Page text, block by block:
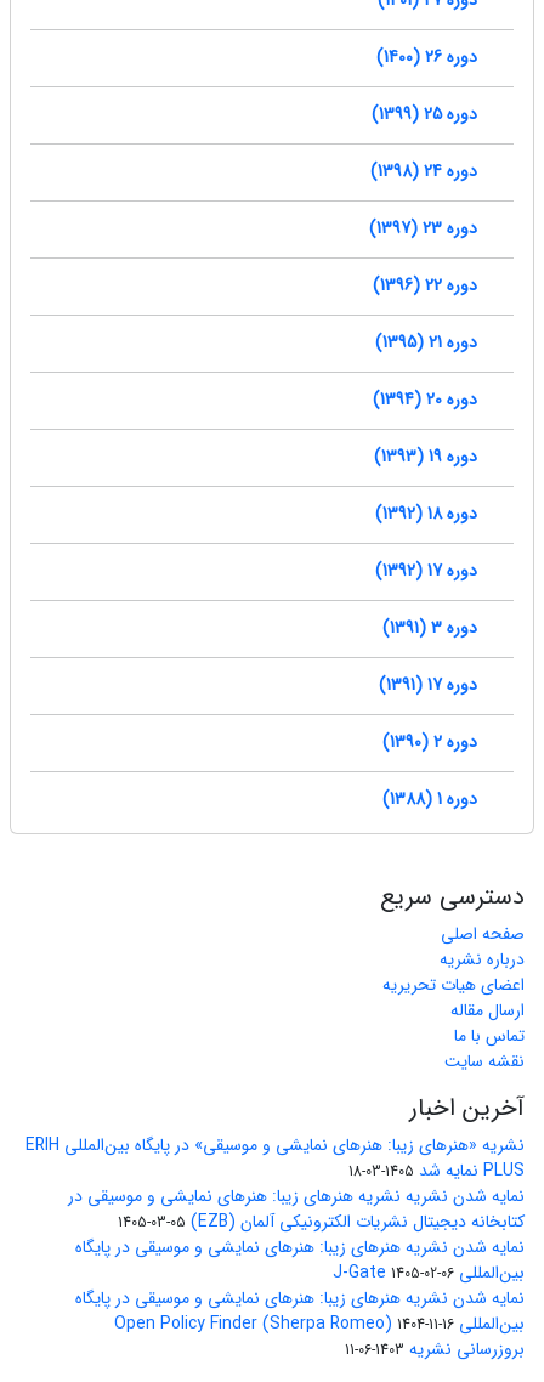
دوره 26 (1400)
دوره 25 (1399)
دوره 24 (1398)
دوره 23 (1397)
دوره 22 (1396)
دوره 21 (1395)
دوره 20 (1394)
دوره 19 (1393)
دوره 18 (1392)
دوره 17 (1392)
دوره 3 (1391)
دوره 17 (1391)
دوره 2 (1390)
دوره 1 (1388)
دسترسی سریع
صفحه اصلی
درباره نشریه
اعضای هیات تحریریه
ارسال مقاله
تماس با ما
نقشه سایت
آخرین اخبار
نشریه «هنرهای زیبا: هنرهای نمایشی و موسیقی» در پایگاه بین‌المللی ERIH
PLUS نمایه شد
1405-03-18
نمایه شدن نشریه نشریه هنرهای زیبا: هنرهای نمایشی و موسیقی در
کتابخانه دیجیتال نشریات الکترونیکی آلمان (EZB)
1405-03-05
نمایه شدن نشریه هنرهای زیبا: هنرهای نمایشی و موسیقی در پایگاه
بین‌المللی J-Gate 1405-02-06
نمایه شدن نشریه هنرهای زیبا: هنرهای نمایشی و موسیقی در پایگاه
بین‌المللی Open Policy Finder (Sherpa Romeo) 1404-11-16
بروزرسانی نشریه 1403-06-11